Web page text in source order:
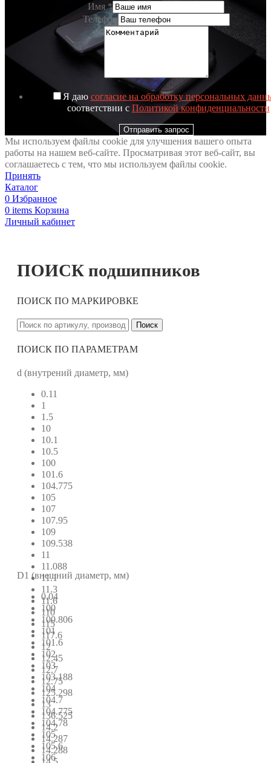
Имя*
Телефон
Я даю согласие на обработку персональных
соответствии с Политикой конфиденциальности
Отправить запрос
Мы используем файлы cookie для улучшения вашего опыта
работы на нашем веб-сайте. Просматривая этот веб-сайт, вы
соглашаетесь с тем, что мы используем файлы cookie.
Принять
Каталог
0 Избранное
0 items Корзина
Личный кабинет
ПОИСК подшипников
ПОИСК ПО МАРКИРОВКЕ
Поиск
ПОИСК ПО ПАРАМЕТРАМ
d (внутрений диаметр, мм)
0.11
1
1.5
10
10.1
10.5
100
101.6
104.775
105
107
107.95
109
109.538
11
11.088
11.1
11.3
11.6
110
115
117.6
12
12.45
12.7
12.75
125.298
13
136.525
14.2
14.287
14.288
D1 (внешний диаметр, мм)
0.04
100
100.806
101
101.6
102
103
103.188
104
104.7
104.775
104.78
105
105.6
106